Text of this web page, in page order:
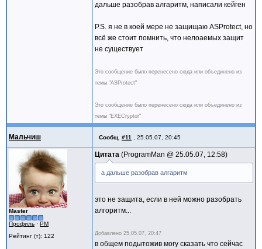
дальше разобрав алгаритм, написали кейген
P.S. я не в коей мере не защищаю ASProtect, но
всё же стоит помнить, что нелоаемых защит
не существует
Это сообщение было перенесено сюда или объединено из
темы "ASProtect"
Это сообщение было перенесено сюда или объединено из
темы "EXECryptor"
Мальчиш Сообщ. #11 , 25.05.07, 20:45
Master
Профиль · PM
Рейтинг (т): 122
Цитата ProgramMan @ 25.05.07, 12:58
а дальше разобрав алгаритм
это не защита, если в ней можно разобрать
алгоритм...
Добавлено 25.05.07, 20:47
в общем подытожив могу сказать что сейчас